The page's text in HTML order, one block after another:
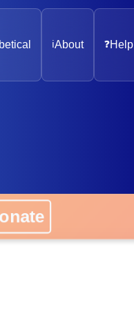
ℹ️About ❓Help